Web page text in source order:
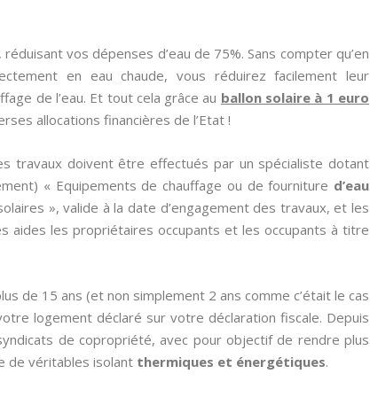
vos dépenses d’eau de 75%. Sans compter qu’en
en eau chaude, vous réduirez facilement leur
de l’eau. Et tout cela grâce au ballon solaire à 1 euro
allocations financières de l’Etat !
travaux doivent être effectués par un spécialiste dotant
« Equipements de chauffage ou de fourniture d’eau
», valide à la date d’engagement des travaux, et les
aides les propriétaires occupants et les occupants à titre
de 15 ans (et non simplement 2 ans comme c’était le cas
logement déclaré sur votre déclaration fiscale. Depuis
de copropriété, avec pour objectif de rendre plus
de véritables isolant thermiques et énergétiques.